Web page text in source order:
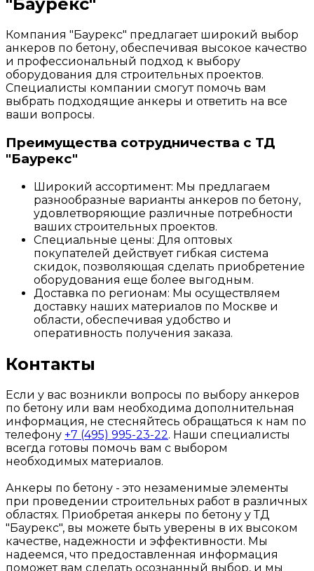
"Баурекс"
Компания "Баурекс" предлагает широкий выбор
анкеров по бетону, обеспечивая высокое качество
и профессиональный подход к выбору
оборудования для строительных проектов.
Специалисты компании смогут помочь вам
выбрать подходящие анкеры и ответить на все
ваши вопросы.
Преимущества сотрудничества с ТД
"Баурекс"
Широкий ассортимент: Мы предлагаем
разнообразные варианты анкеров по бетону,
удовлетворяющие различные потребности
ваших строительных проектов.
Специальные цены: Для оптовых
покупателей действует гибкая система
скидок, позволяющая сделать приобретение
оборудования еще более выгодным.
Доставка по регионам: Мы осуществляем
доставку наших материалов по Москве и
области, обеспечивая удобство и
оперативность получения заказа.
Контакты
Если у вас возникли вопросы по выбору анкеров
по бетону или вам необходима дополнительная
информация, не стесняйтесь обращаться к нам по
телефону +7 (495) 995-23-22. Наши специалисты
всегда готовы помочь вам с выбором
необходимых материалов.
Анкеры по бетону - это незаменимые элементы
при проведении строительных работ в различных
областях. Приобретая анкеры по бетону у ТД
"Баурекс", вы можете быть уверены в их высоком
качестве, надежности и эффективности. Мы
надеемся, что предоставленная информация
поможет вам сделать осознанный выбор, и мы